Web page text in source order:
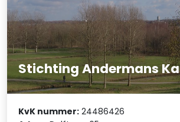
Stichting Andermans
KvK nummer: 24486426